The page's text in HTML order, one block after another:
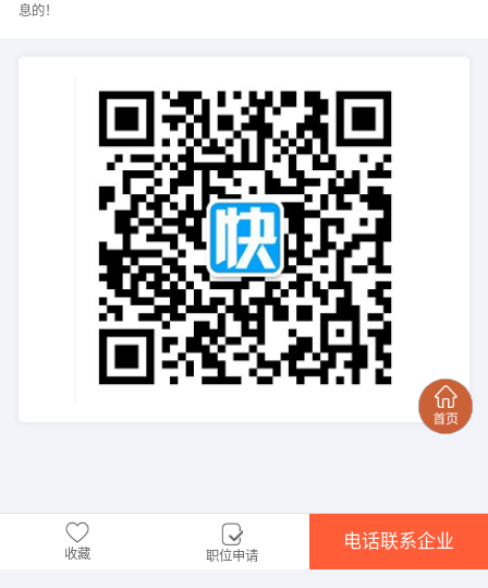
息的！
收藏 职位申请
电话联系企业